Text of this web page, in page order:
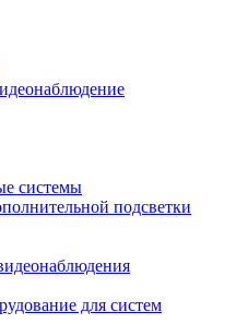
системы
подсветки
для систем